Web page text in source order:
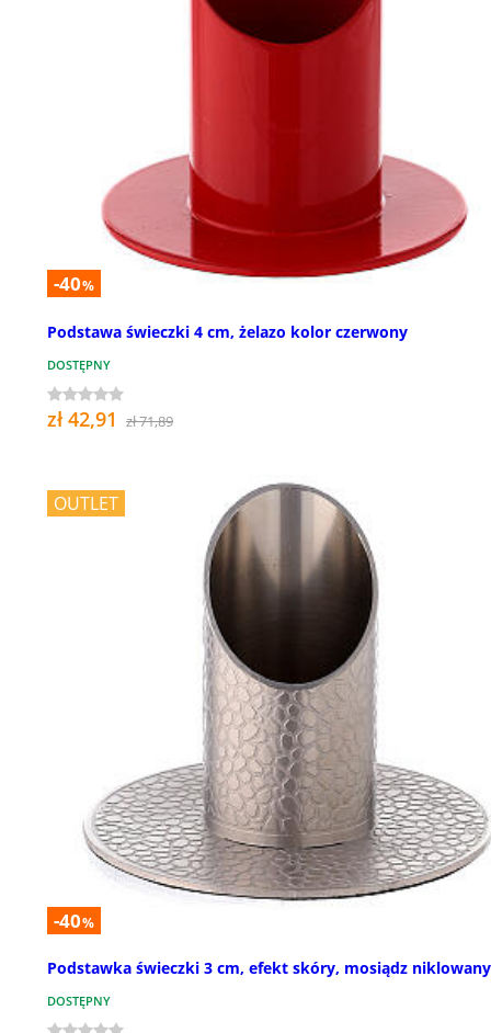
-40%
Podstawa świeczki 4 cm, żelazo kolor czerwony
DOSTĘPNY
zł 42,91 zł 71,89
OUTLET
-40%
Podstawka świeczki 3 cm, efekt skóry, mosiądz niklowany
DOSTĘPNY